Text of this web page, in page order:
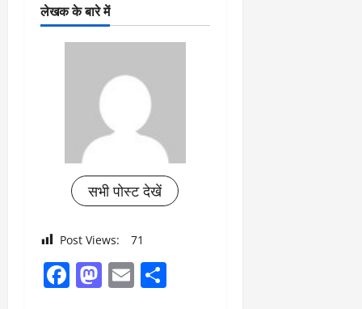
लेखक के बारे में
सभी पोस्ट देखें
Post Views: 71
Facebook
Mastodon
Email